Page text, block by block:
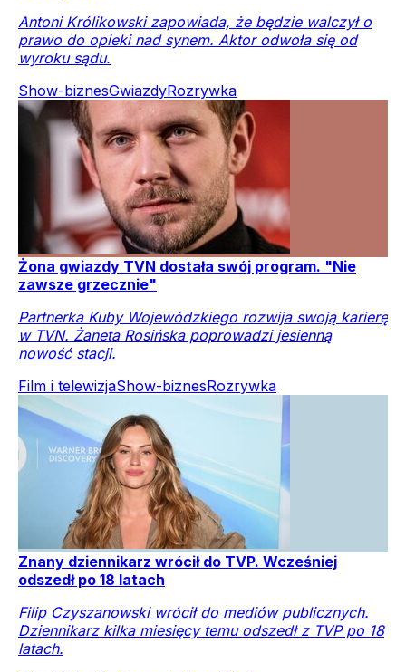
Antoni Królikowski zapowiada, że będzie walczył o
prawo do opieki nad synem. Aktor odwoła się od
wyroku sądu.
Show-biznesGwiazdyRozrywka
Żona gwiazdy TVN dostała swój program. "Nie
zawsze grzecznie"
Partnerka Kuby Wojewódzkiego rozwija swoją karierę
w TVN. Żaneta Rosińska poprowadzi jesienną
nowość stacji.
Film i telewizjaShow-biznesRozrywka
Znany dziennikarz wrócił do TVP. Wcześniej
odszedł po 18 latach
Filip Czyszanowski wrócił do mediów publicznych.
Dziennikarz kilka miesięcy temu odszedł z TVP po 18
latach.